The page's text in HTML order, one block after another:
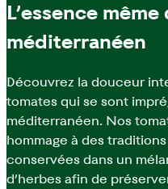
L’essence
méditerranéen
Découvrez la douceur
tomates qui se sont
méditerranéen. Nos
hommage à des
conservées dans un
d’herbes afin de